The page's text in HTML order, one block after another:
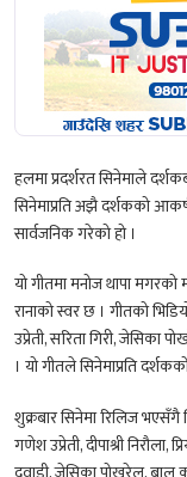
हलमा प्रदर्शरत सिनेमाले
सिनेमाप्रति अझै दर्शकको
सार्वजनिक गरेको हो ।
यो गीतमा मनोज थापा
रानाको स्वर छ । गीतको
उप्रेती, सरिता गिरी,
। यो गीतले सिनेमाप्रति
शुक्रबार सिनेमा रिलिज भएसँगै
गणेश उप्रेती, दीपाश्री निरौला,